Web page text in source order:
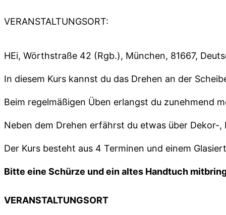
VERANSTALTUNGSORT:
HEi, Wörthstraße 42 (Rgb.), München, 81667,
In diesem Kurs kannst du das Drehen an der
Beim regelmäßigen Üben erlangst du zunehmend
Neben dem Drehen erfährst du etwas über Dekor-
Der Kurs besteht aus 4 Terminen und einem
Bitte eine Schürze und ein altes Handtuch
VERANSTALTUNGSORT